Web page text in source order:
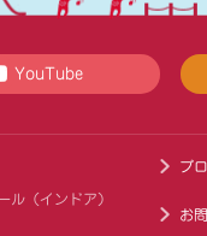
YouTube
ル（インドア）
ブ
お